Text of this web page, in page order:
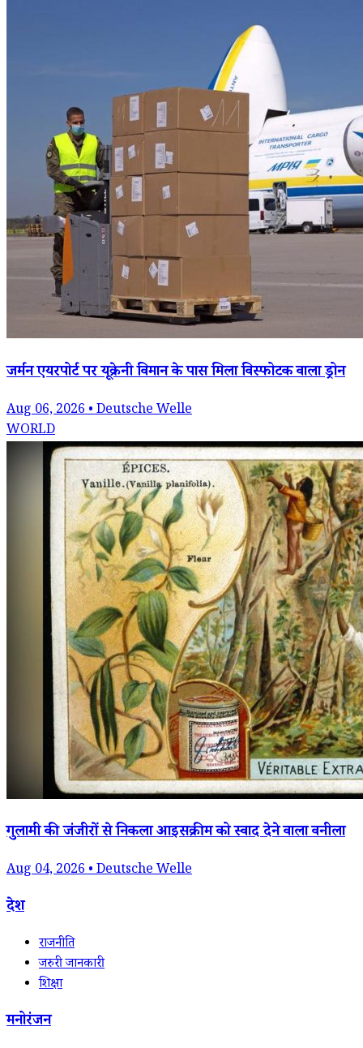
जर्मन एयरपोर्ट पर यूक्रेनी विमान के पास मिला विस्फोटक वाला ड्रोन
Aug 06, 2026 • Deutsche Welle
WORLD
गुलामी की जंजीरों से निकला आइसक्रीम को स्वाद देने वाला वनीला
Aug 04, 2026 • Deutsche Welle
देश
राजनीति
जरुरी जानकारी
शिक्षा
मनोरंजन